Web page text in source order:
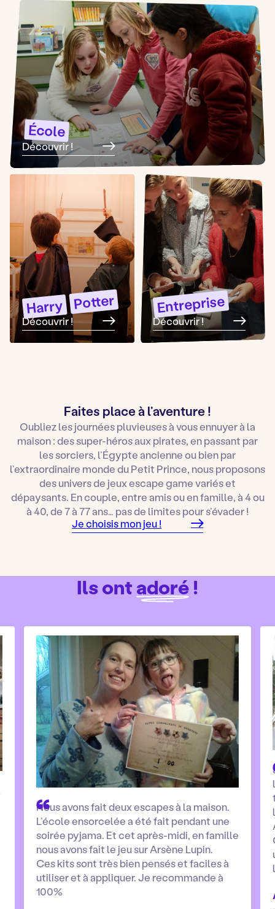
École
Découvrir !
Harry Potter
Découvrir !
Entreprise
Découvrir !
Faites place à l’aventure !
Oubliez les journées pluvieuses à vous ennuyer à la
maison : des super-héros aux pirates, en passant par
les sorciers, l’Égypte ancienne ou bien par
l’extraordinaire monde du Petit Prince, nous proposons
des univers de jeux escape game variés et
dépaysants. En couple, entre amis ou en famille, à 4 ou
à 40, de 7 à 77 ans… pas de limites pour s’évader !
Je choisis mon jeu !
Ils ontadoré!
Nous avons fait deux escapes à la maison.
L’école ensorcelée a été fait pendant une
soirée pyjama. Et cet après-midi, en famille
nous avons fait le jeu sur Arsène Lupin.
Ces kits sont très bien pensés et faciles à
utiliser et à appliquer. Je recommande à
100%